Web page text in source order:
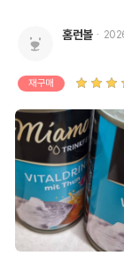
홈런볼
재구매